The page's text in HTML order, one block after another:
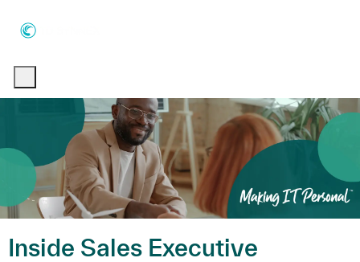
Inside Sales Executive